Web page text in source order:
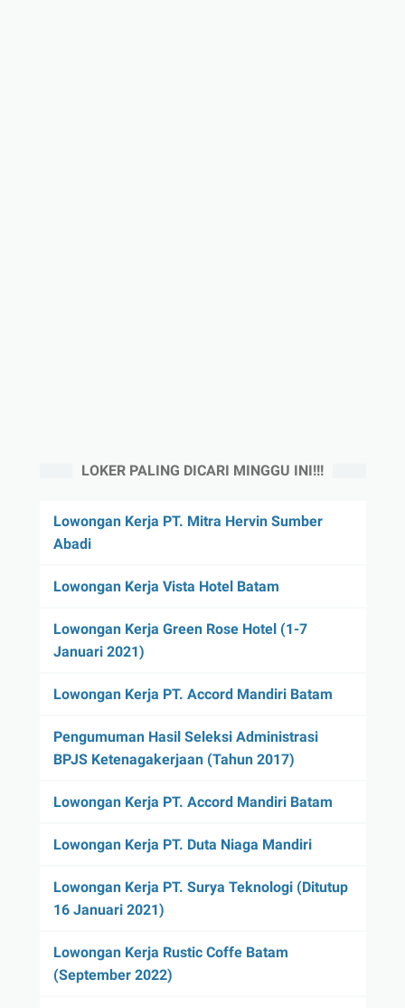
LOKER PALING DICARI MINGGU INI!!!
Lowongan Kerja PT. Mitra Hervin Sumber
Abadi
Lowongan Kerja Vista Hotel Batam
Lowongan Kerja Green Rose Hotel (1-7
Januari 2021)
Lowongan Kerja PT. Accord Mandiri Batam
Pengumuman Hasil Seleksi Administrasi
BPJS Ketenagakerjaan (Tahun 2017)
Lowongan Kerja PT. Accord Mandiri Batam
Lowongan Kerja PT. Duta Niaga Mandiri
Lowongan Kerja PT. Surya Teknologi (Ditutup
16 Januari 2021)
Lowongan Kerja Rustic Coffe Batam
(September 2022)